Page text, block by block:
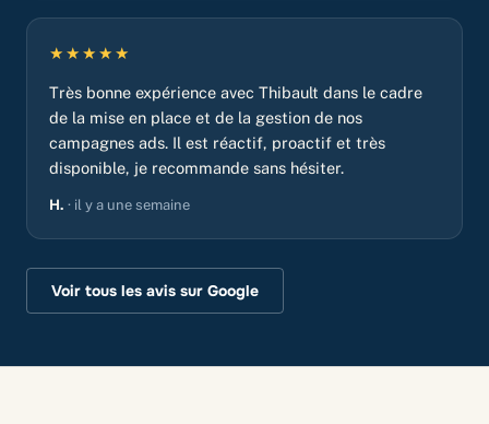
★★★★★
Très bonne expérience avec Thibault dans le cadre
de la mise en place et de la gestion de nos
campagnes ads. Il est réactif, proactif et très
disponible, je recommande sans hésiter.
H. · il y a une semaine
Voir tous les avis sur Google